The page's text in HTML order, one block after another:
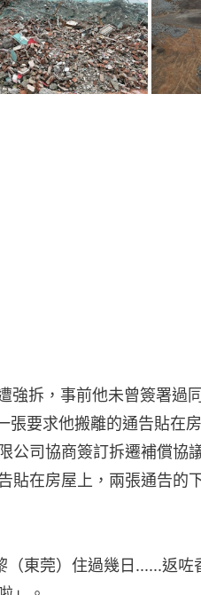
樹路有一棟6層高的物業
物業在1998年建成，建
原用作出租，租金每月3-